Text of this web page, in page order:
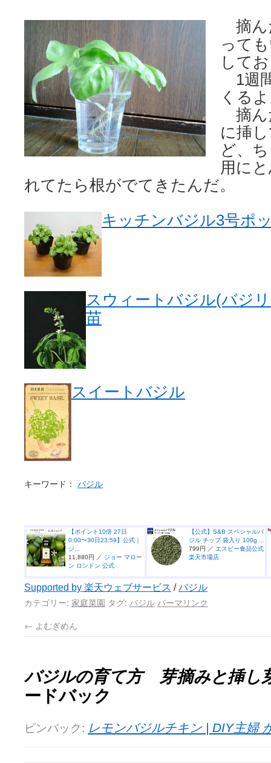
摘ん
って
して
1週
くる
摘ん
に挿
ど、
用に
れてたら根がでてきたんだ。
キッチンバジル3号ポ
スウィートバジル(バ
苗
スイートバジル
キーワード： バジル
【ポイント10倍 27日
0:00〜30日23:59】公式｜
ジ...
11,880円 ／ ジョー マロー
ン ロンドン 公式
【公式】S&B スペシャルバ
ジル チップ 袋入り 100g ...
799円 ／ エスビー食品公式
楽天市場店
Supported by 楽天ウェブサービス /バジル
カテゴリー: 家庭菜園 タグ: バジル パーマリンク
← よむぎめん
バジルの育て方 芽摘みと挿し
ードバック
ピンバック: レモンバジルチキン | DIY主婦